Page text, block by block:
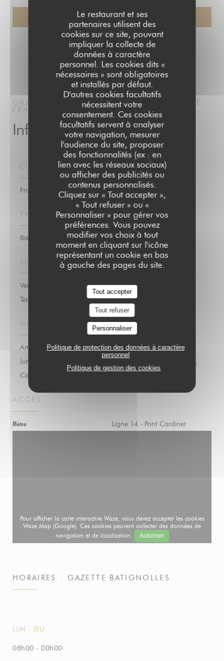
Le restaurant et ses
partenaires utilisent des
cookies sur ce site, pouvant
impliquer la collecte de
données à caractère
personnel. Les cookies dits «
nécessaires » sont obligatoires
et installés par défaut.
D'autres cookies facultatifs
nécessitent votre
consentement. Ces cookies
facultatifs servent à analyser
votre navigation, mesurer
l'audience du site, proposer
des fonctionnalités (ex : en
lien avec les réseaux sociaux)
ou afficher des publicités ou
contenus personnalisés.
Cliquez sur « Tout accepter »,
« Tout refuser » ou «
Personnaliser » pour gérer vos
préférences. Vous pouvez
modifier vos choix à tout
moment en cliquant sur l'icône
représentant un cookie en bas
à gauche des pages du site.
Tout accepter
Tout refuser
Personnaliser
Politique de protection des données à caractère
personnel
Politique de gestion des cookies
GAZETTE BATIGNOLLESBISTROT / CUISINE
FRANÇAISE / TERRASSEPARIS
Infos pratiques
CUISINE
Française Traditionnelle
TYPE DE RESTAURANT
Bistrot / Cuisine française / Terrasse
SERVICES
Vente de vin à emporter, Vente de vins, Vente à emporter,
Terrasse
MOYENS DE PAIEMENT
Amex, Paiement Sans Contact, Titres restaurant
(uniquement le midi), Eurocard/Mastercard, Espèces, Visa,
Carte Bleue
ACCÈS
Métro Ligne 14 - Pont Cardinet
Pour afficher la carte interactive Waze, vous devez accepter les cookies
Waze Map (Google). Ces cookies peuvent collecter des données de
navigation et de localisation.
Autoriser
HORAIRES GAZETTE BATIGNOLLES
LUN - JEU
08h00 - 00h00